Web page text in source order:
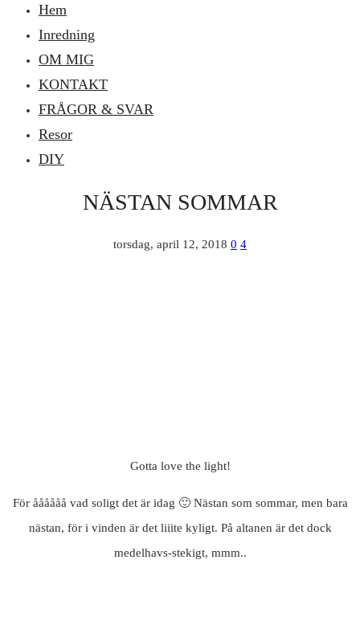
Hem
Inredning
OM MIG
KONTAKT
FRÅGOR & SVAR
Resor
DIY
NÄSTAN SOMMAR
torsdag, april 12, 2018 0 4
Gotta love the light!
För åååååå vad soligt det är idag 🙂 Nästan som sommar, men bara
nästan, för i vinden är det liiite kyligt. På altanen är det dock
medelhavs-stekigt, mmm..